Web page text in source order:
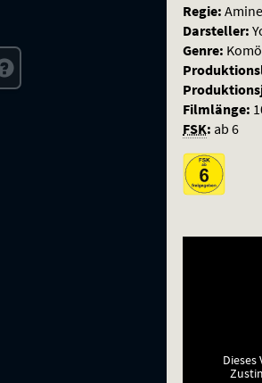
Regie:
Darsteller:
Genre:
Filmlänge:
FSK: ab 6